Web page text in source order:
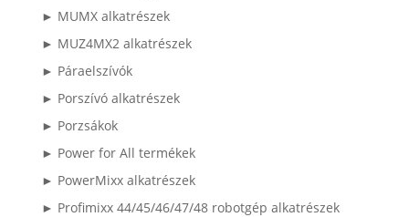
► MUMX alkatrészek
► MUZ4MX2 alkatrészek
► Páraelszívók
► Porszívó alkatrészek
► Porzsákok
► Power for All termékek
► PowerMixx alkatrészek
► Profimixx 44/45/46/47/48 robotgép alkatrészek